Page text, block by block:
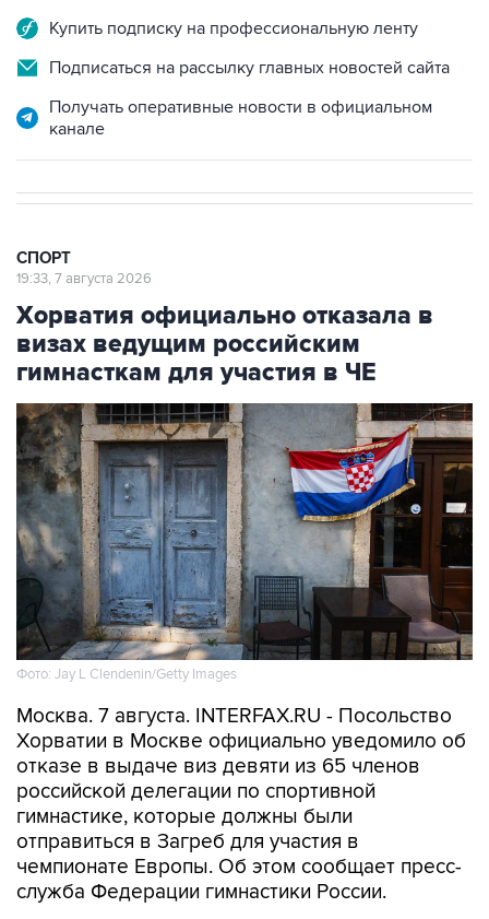
Купить подписку на профессиональную ленту
Подписаться на рассылку главных новостей сайта
Получать оперативные новости в официальном
канале
СПОРТ
19:33, 7 августа 2026
Хорватия официально отказала в
визах ведущим российским
гимнасткам для участия в ЧЕ
Фото: Jay L Clendenin/Getty Images
Москва. 7 августа. INTERFAX.RU - Посольство
Хорватии в Москве официально уведомило об
отказе в выдаче виз девяти из 65 членов
российской делегации по спортивной
гимнастике, которые должны были
отправиться в Загреб для участия в
чемпионате Европы. Об этом сообщает пресс-
служба Федерации гимнастики России.